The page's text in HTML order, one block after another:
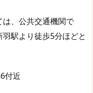
、公共交通機関で
駅より徒歩5分ほどと
付近